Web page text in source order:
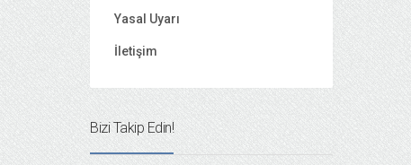
Yasal Uyarı
İletişim
Bizi Takip Edin!